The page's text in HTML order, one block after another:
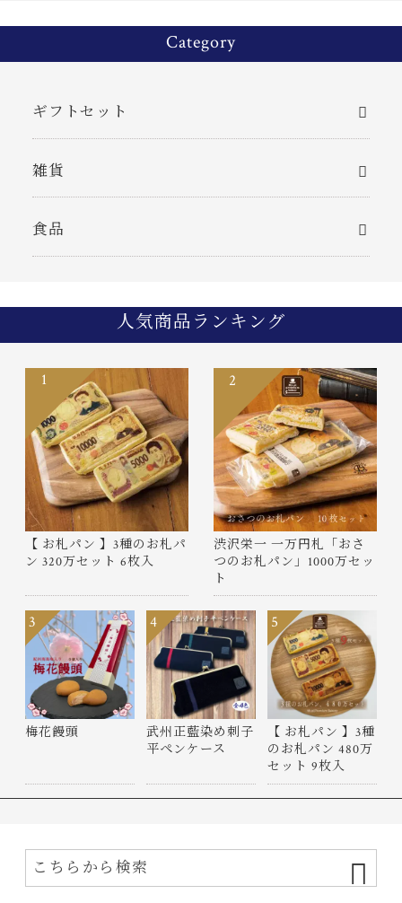
Category
ギフトセット
雑貨
食品
人気商品ランキング
【 お札パン 】3種のお札パ
ン 320万セット 6枚入
1
渋沢栄一 一万円札「おさ
つのお札パン」1000万セッ
ト
2
梅花饅頭
3
武州正藍染め刺子
平ペンケース
4
【 お札パン 】3種
のお札パン 480万
セット 9枚入
5